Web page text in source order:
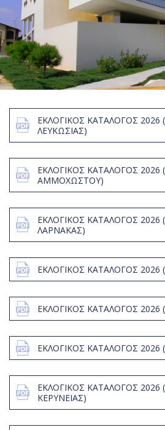
ΕΚΛΟΓΙΚΟΣ ΚΑΤΑΛΟΓΟΣ 2026
ΛΕΥΚΩΣΙΑΣ)
ΕΚΛΟΓΙΚΟΣ ΚΑΤΑΛΟΓΟΣ 2026
ΑΜΜΟΧΩΣΤΟΥ)
ΕΚΛΟΓΙΚΟΣ ΚΑΤΑΛΟΓΟΣ 2026
ΛΑΡΝΑΚΑΣ)
ΕΚΛΟΓΙΚΟΣ ΚΑΤΑΛΟΓΟΣ 2026
ΕΚΛΟΓΙΚΟΣ ΚΑΤΑΛΟΓΟΣ 2026
ΕΚΛΟΓΙΚΟΣ ΚΑΤΑΛΟΓΟΣ
ΕΚΛΟΓΙΚΟΣ ΚΑΤΑΛΟΓΟΣ 2026
ΚΕΡΥΝΕΙΑΣ)